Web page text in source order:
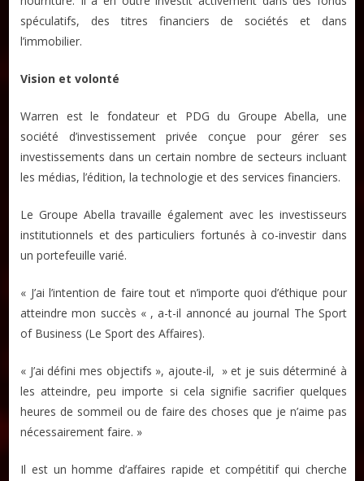
spéculatifs, des titres financiers de sociétés et dans
l’immobilier.
Vision et volonté
Warren est le fondateur et PDG du Groupe Abella, une
société d’investissement privée conçue pour gérer ses
investissements dans un certain nombre de secteurs incluant
les médias, l’édition, la technologie et des services financiers.
Le Groupe Abella travaille également avec les investisseurs
institutionnels et des particuliers fortunés à co-investir dans
un portefeuille varié.
« J’ai l’intention de faire tout et n’importe quoi d’éthique pour
atteindre mon succès « , a-t-il annoncé au journal The Sport
of Business (Le Sport des Affaires).
« J’ai défini mes objectifs », ajoute-il, » et je suis déterminé à
les atteindre, peu importe si cela signifie sacrifier quelques
heures de sommeil ou de faire des choses que je n’aime pas
nécessairement faire. »
Il est un homme d’affaires rapide et compétitif qui cherche